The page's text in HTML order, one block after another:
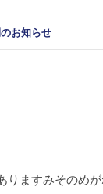
お知らせ
りますみそのめ